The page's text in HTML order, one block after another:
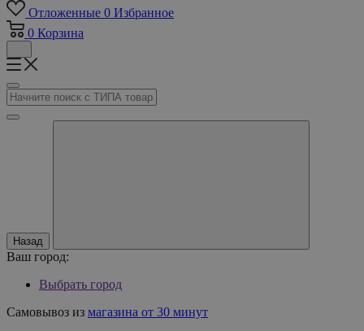
Отложенные 0 Избранное
0 Корзина
Назад
Ваш город:
Выбрать город
Самовывоз из магазина от 30 минут